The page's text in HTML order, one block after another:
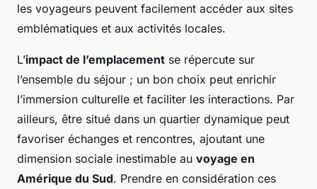
les voyageurs peuvent facilement accéder aux sites
emblématiques et aux activités locales.
L’impact de l’emplacement se répercute sur
l’ensemble du séjour ; un bon choix peut enrichir
l’immersion culturelle et faciliter les interactions. Par
ailleurs, être situé dans un quartier dynamique peut
favoriser échanges et rencontres, ajoutant une
dimension sociale inestimable au voyage en
Amérique du Sud. Prendre en considération ces